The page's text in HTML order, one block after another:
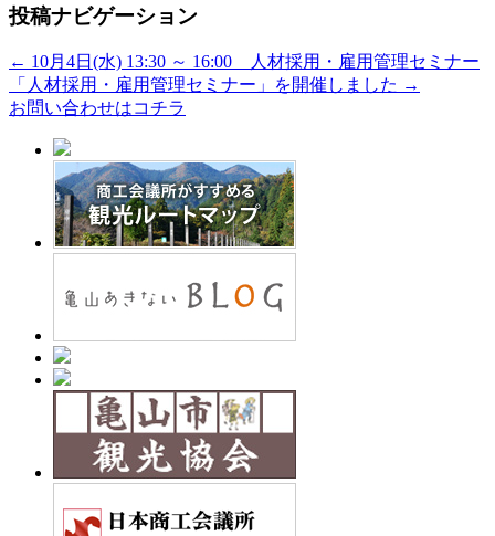
投稿ナビゲーション
← 10月4日(水) 13:30 ～ 16:00 人材採用・雇用管理セミナー
「人材採用・雇用管理セミナー」を開催しました →
お問い合わせはコチラ